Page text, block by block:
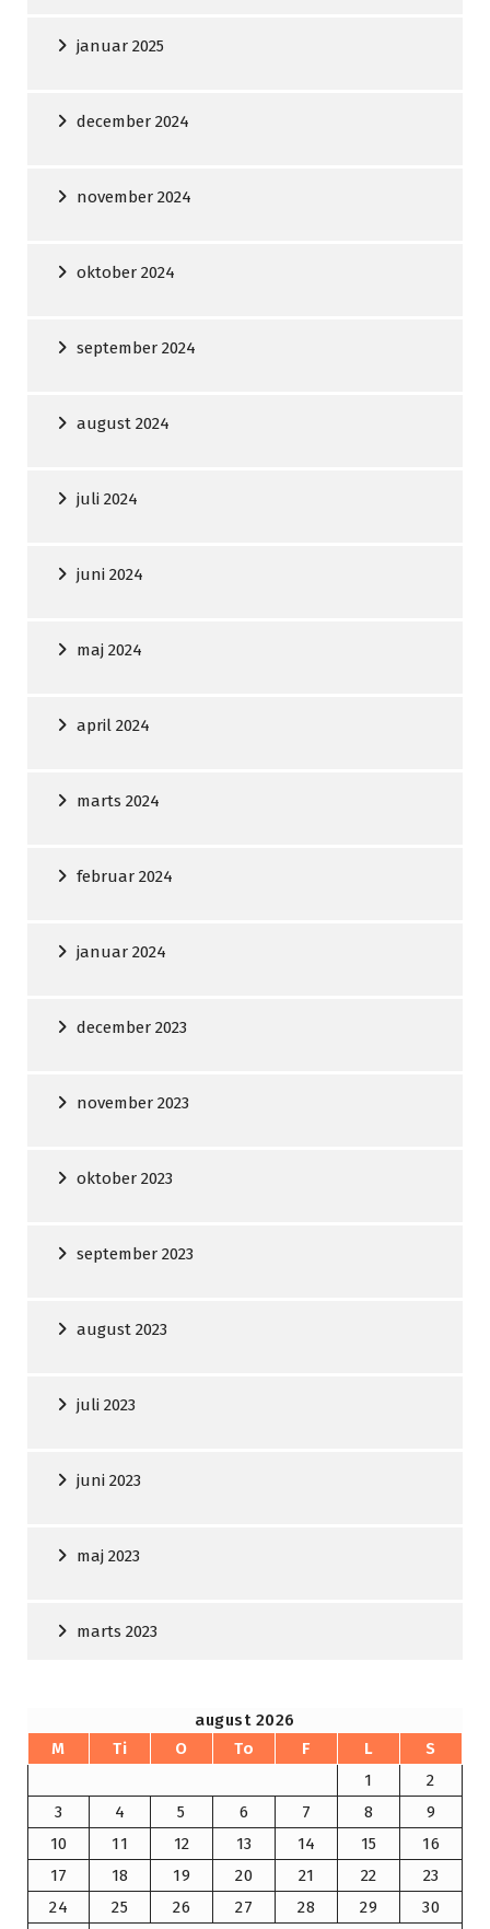
januar 2025
december 2024
november 2024
oktober 2024
september 2024
august 2024
juli 2024
juni 2024
maj 2024
april 2024
marts 2024
februar 2024
januar 2024
december 2023
november 2023
oktober 2023
september 2023
august 2023
juli 2023
juni 2023
maj 2023
marts 2023
august 2026
M
Ti O To F L
S
1
2
3
4 5 6 7 8
9
10
11 12 13 14 15
16
17
18 19 20 21 22
23
24
25 26 27 28 29
30